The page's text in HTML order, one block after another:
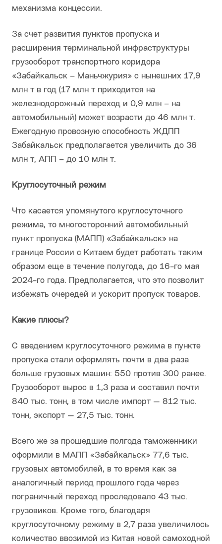
механизма концессии.
За счет развития пунктов пропуска и
расширения терминальной инфраструктуры
грузооборот транспортного коридора
«Забайкальск – Маньчжурия» с нынешних 17,9
млн т в год (17 млн т приходится на
железнодорожный переход и 0,9 млн – на
автомобильный) может возрасти до 46 млн т.
Ежегодную провозную способность ЖДПП
Забайкальск предполагается увеличить до 36
млн т, АПП – до 10 млн т.
Круглосуточный режим
Что касается упомянутого круглосуточного
режима, то многосторонний автомобильный
пункт пропуска (МАПП) «Забайкальск» на
границе России с Китаем будет работать таким
образом еще в течение полугода, до 16-го мая
2024-го года. Предполагается, что это позволит
избежать очередей и ускорит пропуск товаров.
Какие плюсы?
С введением круглосуточного режима в пункте
пропуска стали оформлять почти в два раза
больше грузовых машин: 550 против 300 ранее.
Грузооборот вырос в 1,3 раза и составил почти
840 тыс. тонн, в том числе импорт — 812 тыс.
тонн, экспорт — 27,5 тыс. тонн.
Всего же за прошедшие полгода таможенники
оформили в МАПП «Забайкальск» 77,6 тыс.
грузовых автомобилей, в то время как за
аналогичный период прошлого года через
пограничный переход проследовало 43 тыс.
грузовиков. Кроме того, благодаря
круглосуточному режиму в 2,7 раза увеличилось
количество ввозимой из Китая новой самоходной